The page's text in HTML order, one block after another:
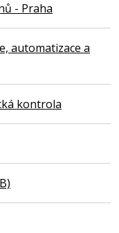
- Praha
automatizace a
kontrola